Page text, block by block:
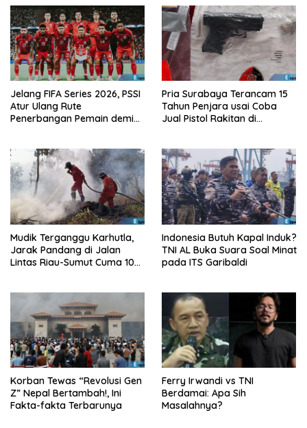
Jelang FIFA Series 2026, PSSI
Atur Ulang Rute
Penerbangan Pemain demi
Pria Surabaya Terancam 15
Tahun Penjara usai Coba
Jual Pistol Rakitan di
Mudik Terganggu Karhutla,
Jarak Pandang di Jalan
Lintas Riau-Sumut Cuma 10
Indonesia Butuh Kapal Induk?
TNI AL Buka Suara Soal Minat
pada ITS Garibaldi
Korban Tewas “Revolusi Gen
Z” Nepal Bertambah!, Ini
Fakta-fakta Terbarunya
Ferry Irwandi vs TNI
Berdamai: Apa Sih
Masalahnya?